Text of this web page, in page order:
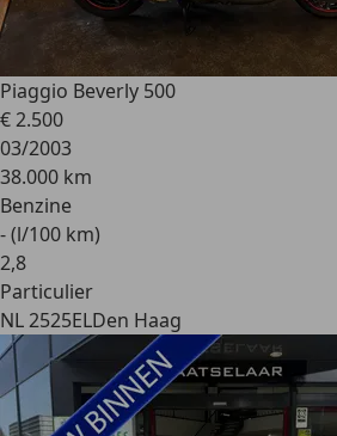
Piaggio Beverly 500
€ 2.500
03/2003
38.000 km
Benzine
- (l/100 km)
2,8
Particulier
NL 2525ELDen Haag